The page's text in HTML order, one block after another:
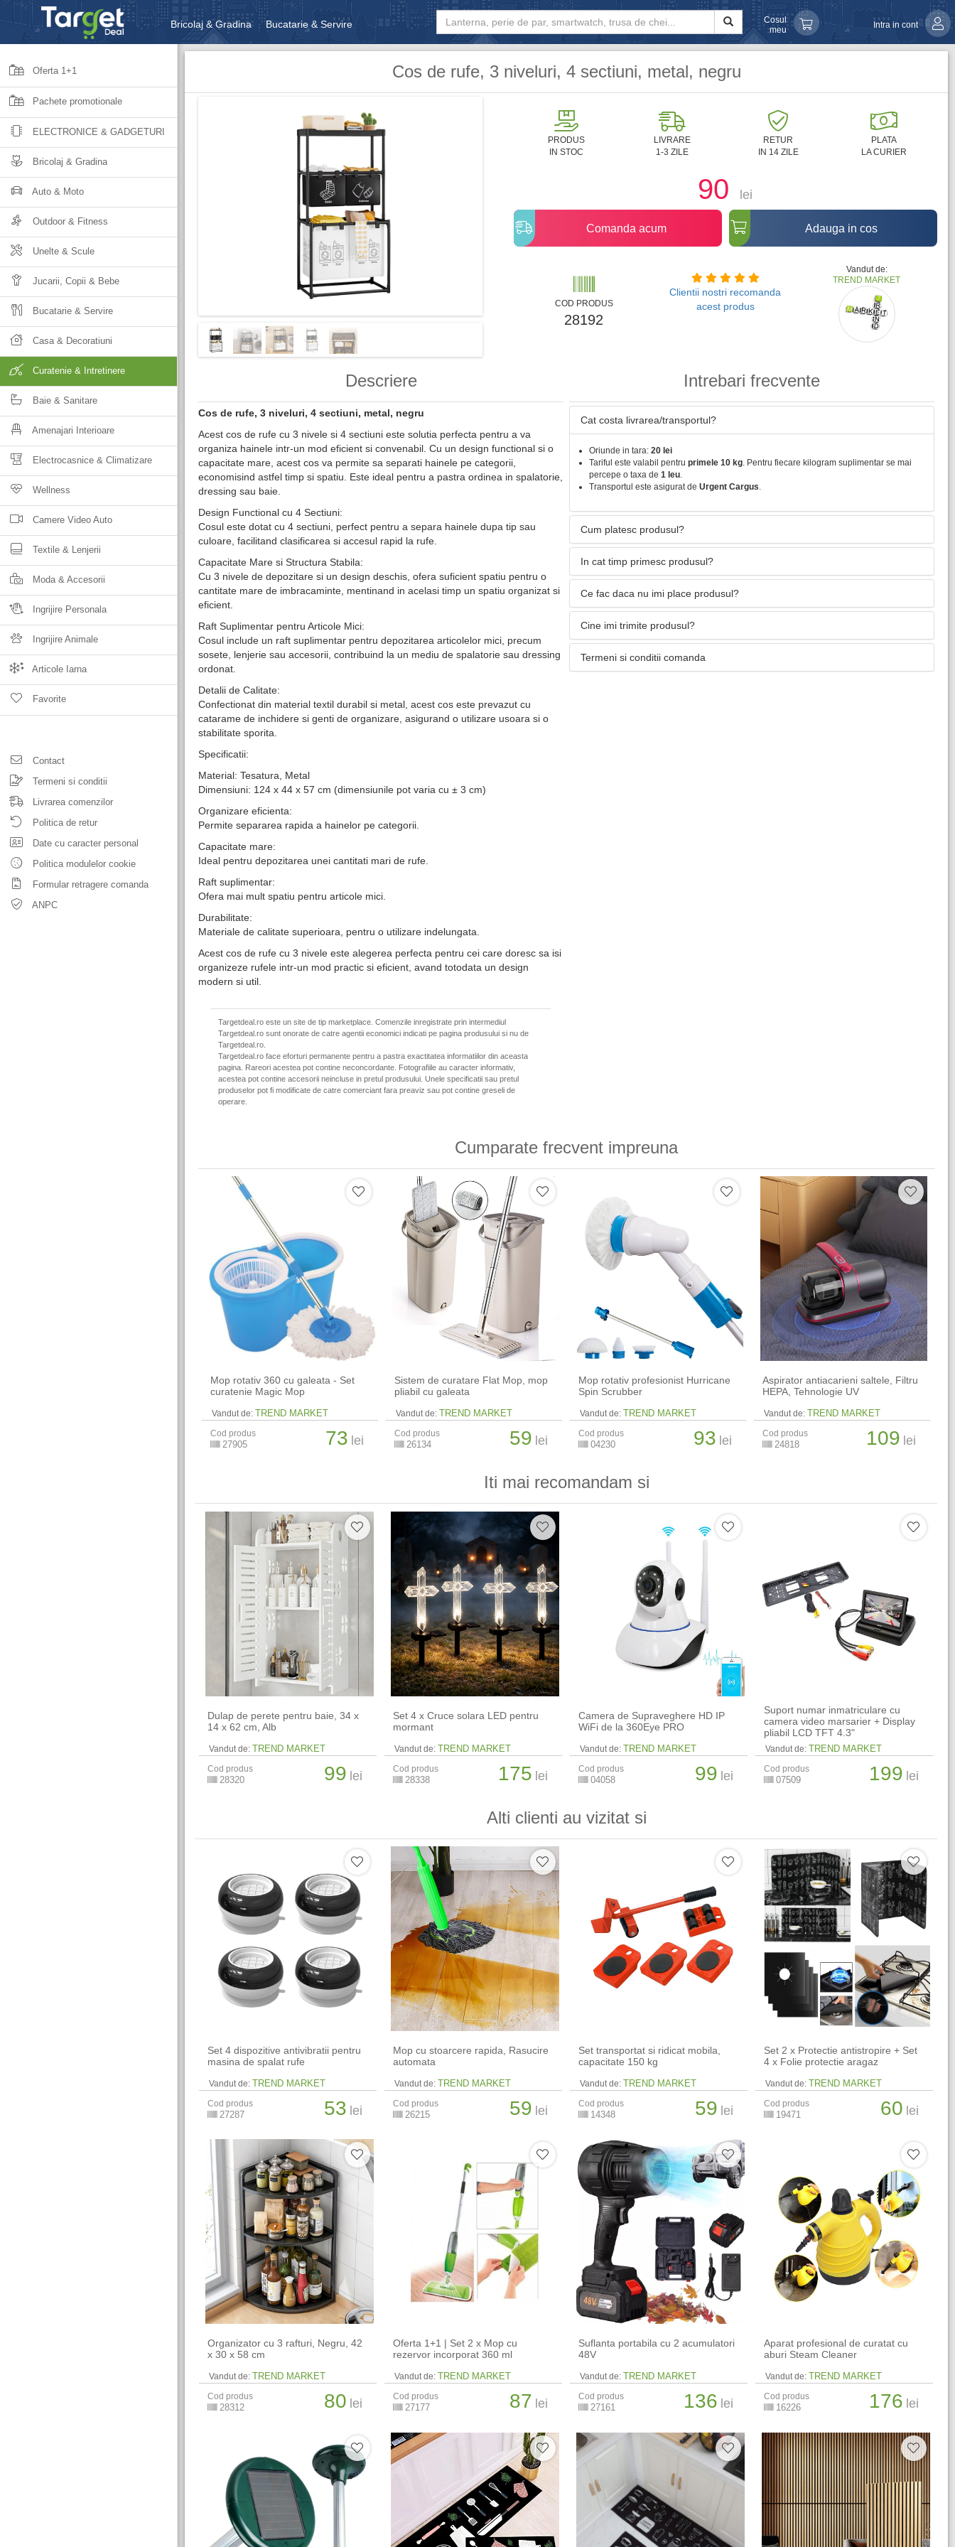
Bricolaj & Gradina Bucatarie & Servire
Unelte & Scule Jucarii, Copii & Bebe
Cosul
meu
Intra in cont
Oferta 1+1
Pachete promotionale
ELECTRONICE & GADGETURI
Bricolaj & Gradina
Auto & Moto
Outdoor & Fitness
Unelte & Scule
Jucarii, Copii & Bebe
Bucatarie & Servire
Casa & Decoratiuni
Curatenie & Intretinere
Baie & Sanitare
Amenajari Interioare
Electrocasnice & Climatizare
Wellness
Camere Video Auto
Textile & Lenjerii
Moda & Accesorii
Ingrijire Personala
Ingrijire Animale
Articole Iarna
Favorite
Contact
Termeni si conditii
Livrarea comenzilor
Politica de retur
Date cu caracter personal
Politica modulelor cookie
Formular retragere comanda
ANPC
Cos de rufe, 3 niveluri, 4 sectiuni, metal, negru
PRODUS
IN STOC
LIVRARE
1-3 ZILE
RETUR
IN 14 ZILE
PLATA
LA CURIER
90 lei
Comanda acum Adauga in cos
COD PRODUS
28192
Clientii nostri recomanda
acest produs
Vandut de:
TREND MARKET
Descriere
Cos de rufe, 3 niveluri, 4 sectiuni, metal, negru
Acest cos de rufe cu 3 nivele si 4 sectiuni este solutia perfecta pentru a va
organiza hainele intr-un mod eficient si convenabil. Cu un design functional si o
capacitate mare, acest cos va permite sa separati hainele pe categorii,
economisind astfel timp si spatiu. Este ideal pentru a pastra ordinea in spalatorie,
dressing sau baie.
Design Functional cu 4 Sectiuni:
Cosul este dotat cu 4 sectiuni, perfect pentru a separa hainele dupa tip sau
culoare, facilitand clasificarea si accesul rapid la rufe.
Capacitate Mare si Structura Stabila:
Cu 3 nivele de depozitare si un design deschis, ofera suficient spatiu pentru o
cantitate mare de imbracaminte, mentinand in acelasi timp un spatiu organizat si
eficient.
Raft Suplimentar pentru Articole Mici:
Cosul include un raft suplimentar pentru depozitarea articolelor mici, precum
sosete, lenjerie sau accesorii, contribuind la un mediu de spalatorie sau dressing
ordonat.
Detalii de Calitate:
Confectionat din material textil durabil si metal, acest cos este prevazut cu
catarame de inchidere si genti de organizare, asigurand o utilizare usoara si o
stabilitate sporita.
Specificatii:
Material: Tesatura, Metal
Dimensiuni: 124 x 44 x 57 cm (dimensiunile pot varia cu ± 3 cm)
Organizare eficienta:
Permite separarea rapida a hainelor pe categorii.
Capacitate mare:
Ideal pentru depozitarea unei cantitati mari de rufe.
Raft suplimentar:
Ofera mai mult spatiu pentru articole mici.
Durabilitate:
Materiale de calitate superioara, pentru o utilizare indelungata.
Acest cos de rufe cu 3 nivele este alegerea perfecta pentru cei care doresc sa isi
organizeze rufele intr-un mod practic si eficient, avand totodata un design
modern si util.
Targetdeal.ro este un site de tip marketplace. Comenzile inregistrate prin intermediul
Targetdeal.ro sunt onorate de catre agentii economici indicati pe pagina produsului si nu de
Targetdeal.ro.
Targetdeal.ro face eforturi permanente pentru a pastra exactitatea informatiilor din aceasta
pagina. Rareori acestea pot contine neconcordante. Fotografiile au caracter informativ,
acestea pot contine accesorii neincluse in pretul produsului. Unele specificatii sau pretul
produselor pot fi modificate de catre comerciant fara preaviz sau pot contine greseli de
operare.
Intrebari frecvente
Cat costa livrarea/transportul?
Oriunde in tara: 20 lei
Tariful este valabil pentru primele 10 kg. Pentru fiecare kilogram suplimentar se mai
percepe o taxa de 1 leu.
Transportul este asigurat de Urgent Cargus.
Cum platesc produsul?
In cat timp primesc produsul?
Ce fac daca nu imi place produsul?
Cine imi trimite produsul?
Termeni si conditii comanda
Cumparate frecvent impreuna
Mop rotativ 360 cu galeata - Set
curatenie Magic Mop
Vandut de: TREND MARKET
Cod produs
27905 73 lei
Sistem de curatare Flat Mop, mop
pliabil cu galeata
Vandut de: TREND MARKET
Cod produs
26134 59 lei
Mop rotativ profesionist Hurricane
Spin Scrubber
Vandut de: TREND MARKET
Cod produs
04230 93 lei
Aspirator antiacarieni saltele, Filtru
HEPA, Tehnologie UV
Vandut de: TREND MARKET
Cod produs
24818 109 lei
Iti mai recomandam si
Dulap de perete pentru baie, 34 x
14 x 62 cm​, Alb
Vandut de: TREND MARKET
Cod produs
28320 99 lei
Set 4 x Cruce solara LED pentru
mormant
Vandut de: TREND MARKET
Cod produs
28338 175 lei
Camera de Supraveghere HD IP
WiFi de la 360Eye PRO
Vandut de: TREND MARKET
Cod produs
04058 99 lei
Suport numar inmatriculare cu
camera video marsarier + Display
pliabil LCD TFT 4.3"
Vandut de: TREND MARKET
Cod produs
07509 199 lei
Alti clienti au vizitat si
Set 4 dispozitive antivibratii pentru
masina de spalat rufe
Vandut de: TREND MARKET
Cod produs
27287 53 lei
Mop cu stoarcere rapida, Rasucire
automata
Vandut de: TREND MARKET
Cod produs
26215 59 lei
Set transportat si ridicat mobila,
capacitate 150 kg
Vandut de: TREND MARKET
Cod produs
14348 59 lei
Set 2 x Protectie antistropire + Set
4 x Folie protectie aragaz
Vandut de: TREND MARKET
Cod produs
19471 60 lei
Organizator cu 3 rafturi, Negru, 42
x 30 x 58 cm
Vandut de: TREND MARKET
Cod produs
28312 80 lei
Oferta 1+1 | Set 2 x Mop cu
rezervor incorporat 360 ml
Vandut de: TREND MARKET
Cod produs
27177 87 lei
Suflanta portabila cu 2 acumulatori
48V
Vandut de: TREND MARKET
Cod produs
27161 136 lei
Aparat profesional de curatat cu
aburi Steam Cleaner
Vandut de: TREND MARKET
Cod produs
16226 176 lei